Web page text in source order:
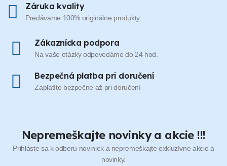
Záruka kvality
Predávame 100% originálne produkty
Zákaznícka podpora
Na vaše otázky odpovedáme do 24 hod.
Bezpečná platba pri doručení
Zaplatíte bezpečne až pri doručení
Nepremeškajte novinky a akcie !!!
Prihláste sa k odberu noviniek a nepremeškajte exkluzívne akcie a
novinky.